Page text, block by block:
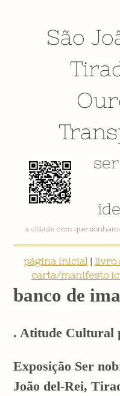
São
a cidade com que
página inicial| livro
carta/manifesto
banco de
. Atitude Cultural
Exposição Ser
João del-Rei,